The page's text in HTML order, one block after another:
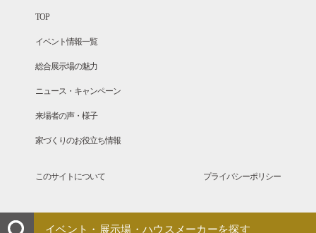
TOP
イベント情報一覧
総合展示場の魅力
ニュース・キャンペーン
来場者の声・様子
家づくりのお役立ち情報
このサイトについて プライバシーポリシー
イベント・展示場・ハウスメーカーを探す